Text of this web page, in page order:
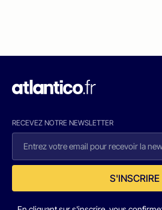
RECEVEZ NOTRE NEWSLETTER
S'INSCRIRE